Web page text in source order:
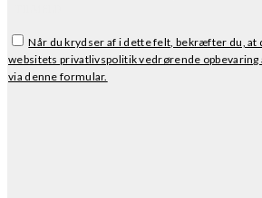
Når du krydser af i dette felt, bekræfter du, at
websitets privatlivspolitik vedrørende opbevaring
via denne formular.